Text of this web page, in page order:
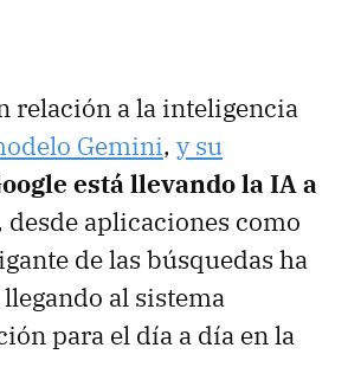
relación a la inteligencia
Gemini, y su
está llevando la IA a
desde aplicaciones como
de las búsquedas ha
al sistema
para el día a día en la